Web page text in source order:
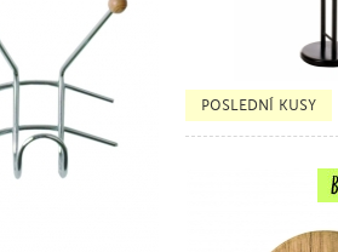
POSLEDNÍ KUSY